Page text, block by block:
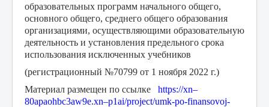
образовательных программ начального общего,
основного общего, среднего общего образования
организациями, осуществляющими образовательную
деятельность и установления предельного срока
использования исключенных учебников
(регистрационный №70799 от 1 ноября 2022 г.)
Материал размещен по ссылке https://xn–
80apaohbc3aw9e.xn–p1ai/project/umk-po-finansovoj-